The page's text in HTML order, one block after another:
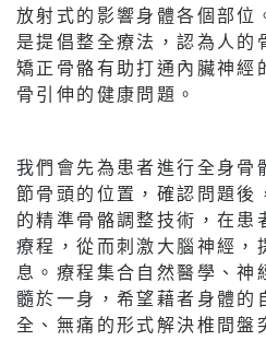
放射式的影響身體各個部位
是提倡整全療法，認為人的
矯正骨骼有助打通內臟神經
骨引伸的健康問題。
我們會先為患者進行全身骨
節骨頭的位置，確認問題後
的精準骨骼調整技術，在患
療程，從而刺激大腦神經，
息。療程集合自然醫學、神
髓於一身，希望藉者身體的
全、無痛的形式解決椎間盤